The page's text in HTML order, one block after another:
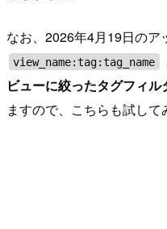
なお、2026年4月19日のア
view_name:tag:tag_name
ビューに絞ったタグフィル
ますので、こちらも試して